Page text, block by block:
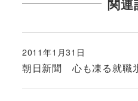
関連
朝日新聞 心も凍る就職
投稿日
2011年1月31日